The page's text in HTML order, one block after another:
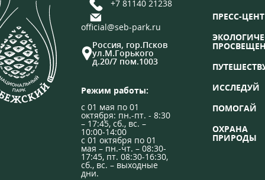
+7 81140 21238
official@seb-park.ru
Россия, гор.Псков
ул.М.Горького
д.20/7 пом.1003
Режим работы:
с 01 мая по 01
октября: пн.-пт. - 8:30
– 17:45, сб., вс. –
10:00-14:00
с 01 октября по 01
мая – пн.-чт. – 08:30-
17:45, пт. 08:30-16:30,
сб., вс. – выходные
дни.
ПРЕСС-
ИССЛЕДУЙ
ПОМОГАЙ
ОХРАНА
ПРИРОДЫ